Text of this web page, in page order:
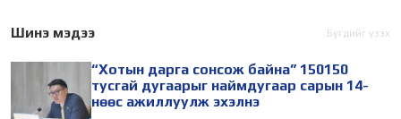
комиссын даргын 3 дугаар
Өмнөговь аймагт
хайрхны тэнгэрийг тайх
Монгол
Шинэ мэдээ Бүгдийг үзэх
“Хотын дарга сонсож байна” 150150
тусгай дугаарыг наймдугаар сарын 14-
нөөс ажиллуулж эхэлнэ